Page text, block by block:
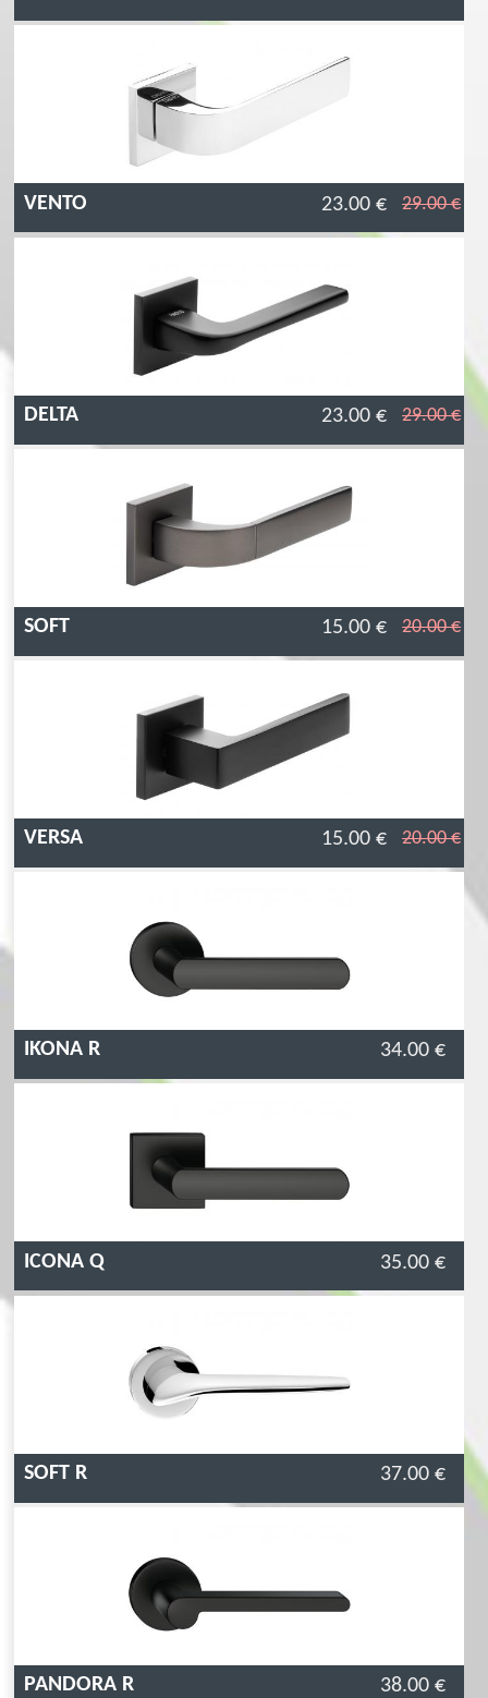
VENTO 29.00 €
23.00 €
DELTA 29.00 €
23.00 €
SOFT 20.00 €
15.00 €
VERSA 20.00 €
15.00 €
IKONA R 34.00 €
ICONA Q 35.00 €
SOFT R 37.00 €
PANDORA R 38.00 €